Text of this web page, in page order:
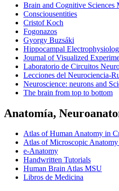
Brain and Cognitive Sciences
Consciousentities
Cristof Koch
Fogonazos
Gyorgy Buzsáki
Hippocampal
Journal of Visualized
Laboratorio de Circuitos
Lecciones del Neurociencia-
Neuroscience: neurons and
The brain from top to bottom
Anatomía,
Atlas of Human Anatomy in
Atlas of Microscopic
e-Anatomy
Handwritten Tutorials
Human Brain Atlas MSU
Libros de Medicina